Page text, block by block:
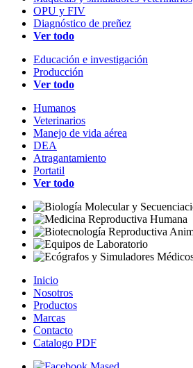
OPU y FIV
Diagnóstico de preñez
Ver todo
Educación e investigación
Producción
Ver todo
Humanos
Veterinarios
Manejo de vida aérea
DEA
Atragantamiento
Portatil
Ver todo
Inicio
Nosotros
Productos
Marcas
Contacto
Catalogo PDF